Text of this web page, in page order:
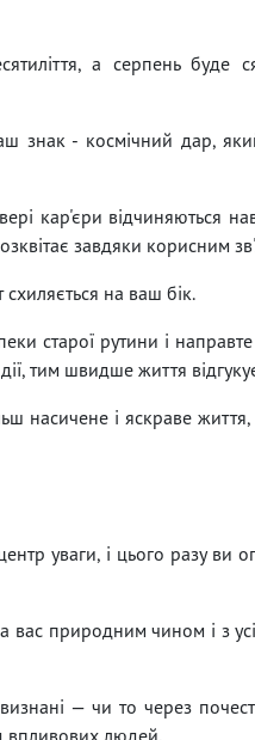
а серпень буде
знак - космічний дар,
кар'єри відчиняються
завдяки корисним
схиляється на ваш бік.
старої рутини і
тим швидше життя
насичене і яскраве
уваги, і цього разу ви
вас природним чином і з
визнані — чи то через
впливових людей.